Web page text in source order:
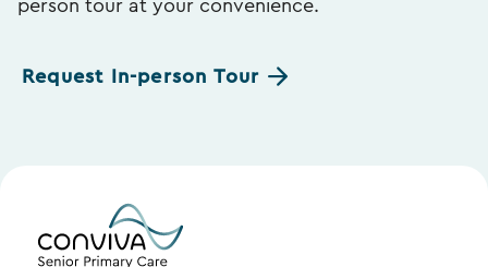
person tour at your convenience.
Request In-person Tour